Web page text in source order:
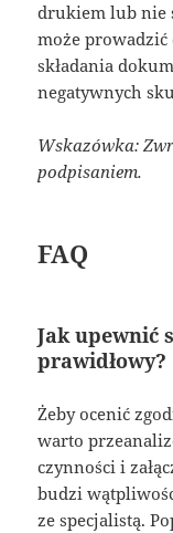
drukiem lub nie
może
składania
negatywnych
Wskazówka:
podpisaniem.
FAQ
Jak upewnić
prawidłowy?
Żeby ocenić
warto
czynności i
budzi
ze specjalistą.